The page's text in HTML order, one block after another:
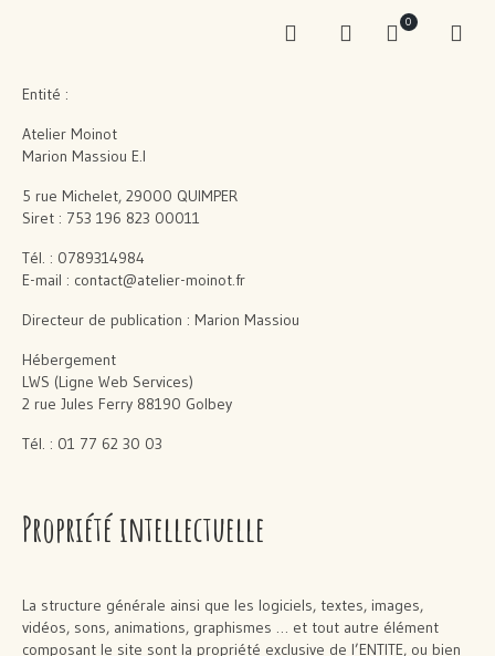
0
Entité :
Atelier Moinot
Marion Massiou E.I
5 rue Michelet, 29000 QUIMPER
Siret : 753 196 823 00011
Tél. : 0789314984
E-mail : contact@atelier-moinot.fr
Directeur de publication : Marion Massiou
Hébergement
LWS (Ligne Web Services)
2 rue Jules Ferry 88190 Golbey
Tél. : 01 77 62 30 03
Propriété intellectuelle
La structure générale ainsi que les logiciels, textes, images,
vidéos, sons, animations, graphismes … et tout autre élément
composant le site sont la propriété exclusive de l’ENTITE, ou bien